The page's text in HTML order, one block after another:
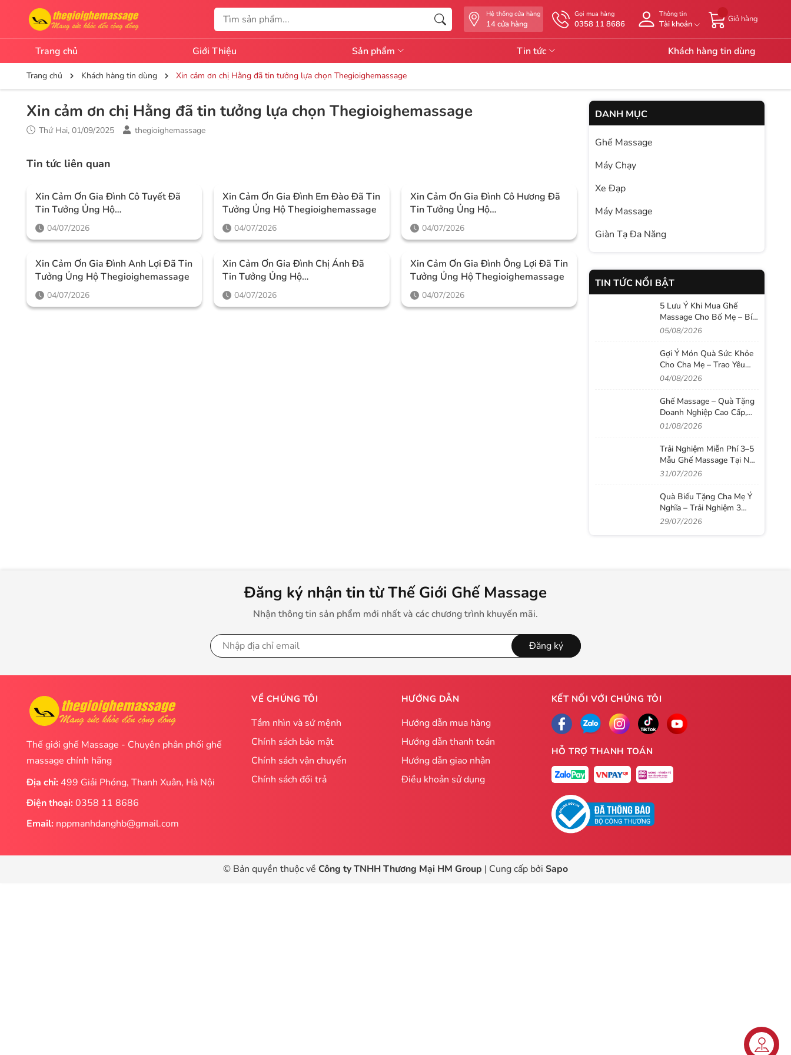
Hệ thống cửa hàng
14 cửa hàng
Gọi mua hàng
0358 11 8686
Thông tin
Tài khoản
Giỏ hàng
Trang chủ Giới Thiệu Sản phẩm Tin tức Khách hàng tin dùng
Trang chủ Khách hàng tin dùng Xin cảm ơn chị Hằng đã tin tưởng lựa chọn Thegioighemassage
Xin cảm ơn chị Hằng đã tin tưởng lựa chọn Thegioighemassage
Thứ Hai, 01/09/2025 thegioighemassage
Tin tức liên quan
Xin Cảm Ơn Gia Đình Cô Tuyết Đã
Tin Tưởng Ủng Hộ
Thegioighemassage
04/07/2026
Xin Cảm Ơn Gia Đình Em Đào Đã Tin
Tưởng Ủng Hộ Thegioighemassage
04/07/2026
Xin Cảm Ơn Gia Đình Cô Hương Đã
Tin Tưởng Ủng Hộ
Thegioighemassage
04/07/2026
Xin Cảm Ơn Gia Đình Anh Lợi Đã Tin
Tưởng Ủng Hộ Thegioighemassage
04/07/2026
Xin Cảm Ơn Gia Đình Chị Ánh Đã
Tin Tưởng Ủng Hộ
Thegioighemassage
04/07/2026
Xin Cảm Ơn Gia Đình Ông Lợi Đã Tin
Tưởng Ủng Hộ Thegioighemassage
04/07/2026
DANH MỤC
Ghế Massage
Máy Chạy
Xe Đạp
Máy Massage
Giàn Tạ Đa Năng
TIN TỨC NỔI BẬT
5 Lưu Ý Khi Mua Ghế
Massage Cho Bố Mẹ – Bí
Quyết Chọn Đúng Để
Dài
05/08/2026
Gợi Ý Món Quà Sức Khỏe
Cho Cha Mẹ – Trao Yêu
Thương Bằng Sự Quan
04/08/2026
Ghế Massage – Quà Tặng
Doanh Nghiệp Cao Cấp,
Nâng Tầm Giá Trị Tri Ân
01/08/2026
Trải Nghiệm Miễn Phí 3–5
Mẫu Ghế Massage Tại Nhà
– Chọn Đúng Ghế, Không
31/07/2026
Quà Biếu Tặng Cha Mẹ Ý
Nghĩa – Trải Nghiệm 3
Mẫu Ghế Massage Ngay
29/07/2026
Đăng ký nhận tin từ Thế Giới Ghế Massage
Nhận thông tin sản phẩm mới nhất và các chương trình khuyến mãi.
Đăng ký
Thế giới ghế Massage - Chuyên phân phối ghế
massage chính hãng
Địa chỉ: 499 Giải Phóng, Thanh Xuân, Hà Nội
Điện thoại: 0358 11 8686
Email: nppmanhdanghb@gmail.com
VỀ CHÚNG TÔI
Tầm nhìn và sứ mệnh
Chính sách bảo mật
Chính sách vận chuyển
Chính sách đổi trả
HƯỚNG DẪN
Hướng dẫn mua hàng
Hướng dẫn thanh toán
Hướng dẫn giao nhận
Điều khoản sử dụng
KẾT NỐI VỚI CHÚNG TÔI
HỖ TRỢ THANH TOÁN
© Bản quyền thuộc về Công ty TNHH Thương Mại HM Group | Cung cấp bởi Sapo
Liên hệ